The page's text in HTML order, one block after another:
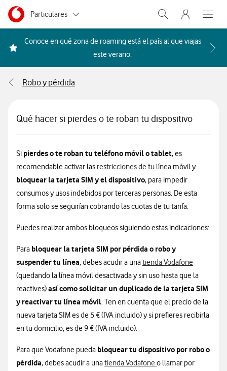
Ir a la pagina principal de vodafone.es
Menu navegación Segmento
Particulares
Autónomos
Grandes empresas
Abrir buscador.
Menu
Abre
Conoce en qué zona de roaming está el país al que viajas
este verano. Acceder a la FAQ Qué
Robo y pérdida
Qué hacer si pierdes o te roban tu dispositivo
Si pierdes o te roban tu teléfono móvil o tablet, es
recomendable activar las restricciones de tu línea móvil y
bloquear la tarjeta SIM y el dispositivo, para impedir
consumos y usos indebidos por terceras personas. De esta
forma solo se seguirían cobrando las cuotas de tu tarifa.
Puedes realizar ambos bloqueos siguiendo estas indicaciones:
Para bloquear la tarjeta SIM por pérdida o robo y
suspender tu línea, debes acudir a unatienda Vodafone
(quedando la línea móvil desactivada y sin uso hasta que la
reactives)así como solicitar un duplicado de la tarjeta SIM
y reactivar tu línea móvil. Ten en cuenta que el precio de la
nueva tarjeta SIM es de 5 € (IVA incluido) y si prefieres recibirla
en tu domicilio, es de 9 € (IVA incluido).
Para que Vodafone pueda bloquear tu dispositivo por robo o
pérdida, debes acudir a unatienda Vodafone o llamar por